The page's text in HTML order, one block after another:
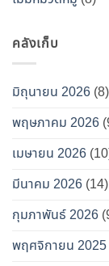
คลังเก็บ
มิถุนายน 2026 (8)
พฤษภาคม 2026
เมษายน 2026
มีนาคม 2026 (14)
กุมภาพันธ์ 2026
พฤศจิกายน 2025